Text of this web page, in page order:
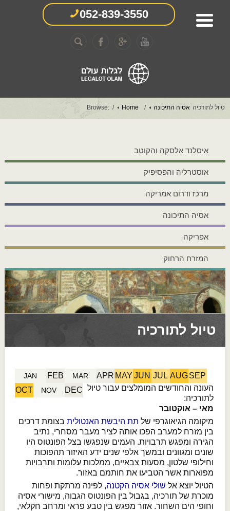
052-839-3550
Browse: Home אסיה התיכונה טיול לתורכיה
איסלנד אלסקה והקוטב
אוסטרליה והפסיפיק
מרכז ודרום אמריקה
אסיה התיכונה
אפריקה
המזרח הרחוק
טיול לתורכיה
JAN FEB MAR APR MAY JUN JUL AUGSEP
OCT
NOV DEC העונה והחודשים המומלצים עבור טיול
לתורכיה:
מאי – אוקטובר
מיקומה הגיאוגרפי של תת היבשת האנטוליתבצומת דרכים
בין מזרח למערב הפכו אותה לציר מעבר מסחרי, נתיב
הגירה ומפגש תרבויות. העמים שנפגשו בצל הפונטוס היו
שונים ומגוונים ובמשך אלפי שנים ידע האיזור תהפוכות
וחילופי שלטון, מסעות צבאיים, ממלכות עלומות ותרבויות
מפוארות אשר הטביעו את חותמם באזור.
הטיול יוצא אל שולי אסיה הקטנה, לפינה מרתקת ופחות
מוכרת של תורכיה, בגבול בין הפונטוס הגבוה, מישורי אסיה
וחופי הים השחור. אזור מפגש בין טבע פראי ומרחב חקלאי,